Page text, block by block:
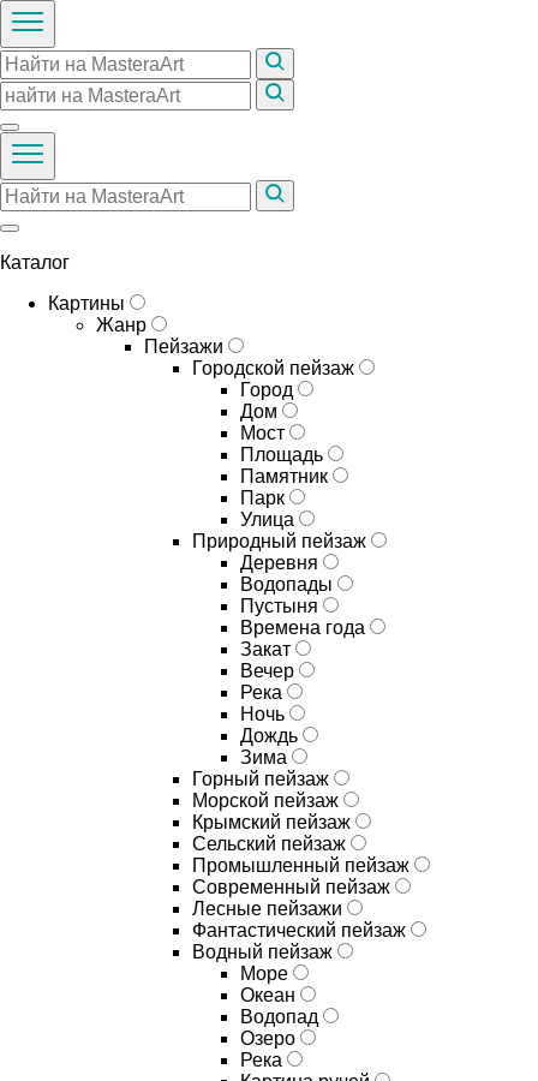
Каталог
Картины
Жанр
Пейзажи
Городской пейзаж
Город
Дом
Мост
Площадь
Памятник
Парк
Улица
Природный пейзаж
Деревня
Водопады
Пустыня
Времена года
Закат
Вечер
Река
Ночь
Дождь
Зима
Горный пейзаж
Морской пейзаж
Крымский пейзаж
Сельский пейзаж
Промышленный пейзаж
Современный пейзаж
Лесные пейзажи
Фантастический пейзаж
Водный пейзаж
Море
Океан
Водопад
Озеро
Река